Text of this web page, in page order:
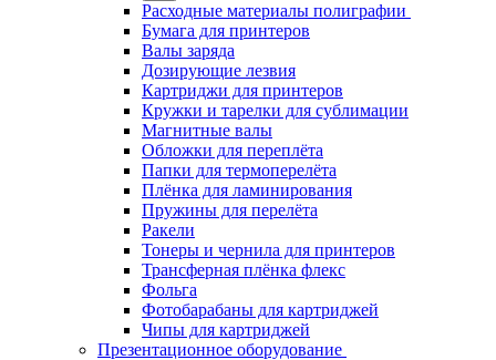
Расходные материалы полиграфии
Бумага для принтеров
Валы заряда
Дозирующие лезвия
Картриджи для принтеров
Кружки и тарелки для сублимации
Магнитные валы
Обложки для переплёта
Папки для термоперелёта
Плёнка для ламинирования
Пружины для перелёта
Ракели
Тонеры и чернила для принтеров
Трансферная плёнка флекс
Фольга
Фотобарабаны для картриджей
Чипы для картриджей
Презентационное оборудование